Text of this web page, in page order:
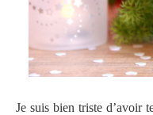
Je suis bien triste d’avoir